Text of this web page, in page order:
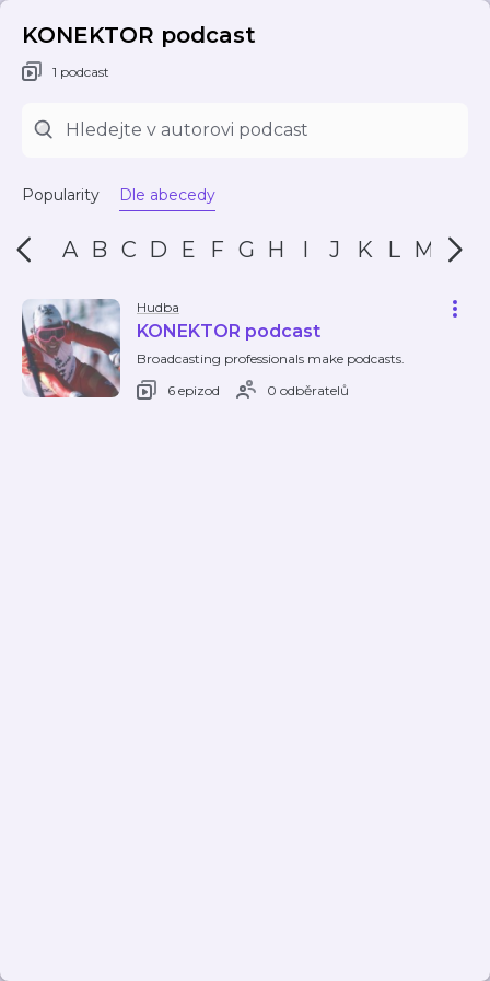
KONEKTOR podcast
1 podcast
Popularity Dle abecedy
A B C D E F G H I J K L M N
Hudba
KONEKTOR podcast
Broadcasting professionals make podcasts.
6 epizod
0 odběratelů